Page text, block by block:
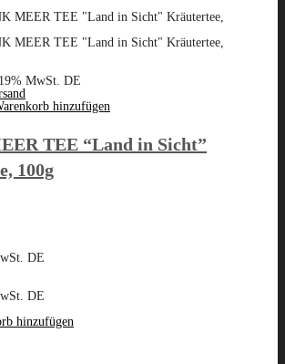
MwSt. DE
hinzufügen
TEE “Land in Sicht”
100g
DE
DE
hinzufügen